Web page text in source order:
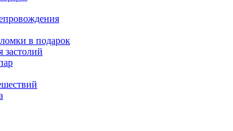
в подарок
застолий